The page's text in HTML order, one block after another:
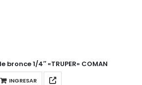
bronce 1/4″ «TRUPER» COMAN
INGRESAR